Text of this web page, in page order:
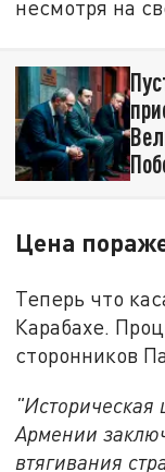
несмотря на
Цена
Теперь что
Карабахе.
сторонников
"И
Армении
втягивания